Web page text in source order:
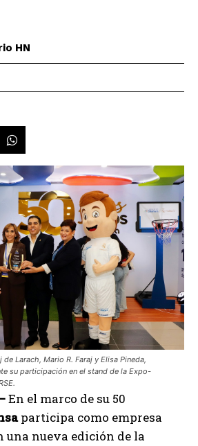
HN
de Larach, Mario R. Faraj y Elisa Pineda,
su participación en el stand de la Expo-
En el marco de su 50
participa como empresa
una nueva edición de la